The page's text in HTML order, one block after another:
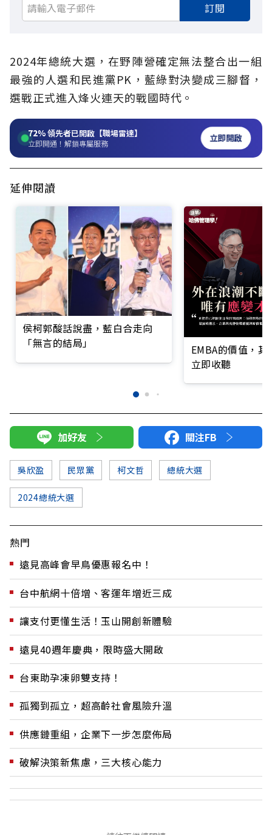
訂閱
2024年總統大選，在野陣營確定無法整合出一組
最強的人選和民進黨PK，藍綠對決變成三腳督，
選戰正式進入烽火連天的戰國時代。
72%領先者已開啟【職場雷達】
立即開通！解鎖專屬服務 立即開啟
延伸閱讀
侯柯郭酸話說盡，藍白合走向
「無言的結局」
EMBA的價值，
立即收聽
加好友 關注FB
吳欣盈 民眾黨 柯文哲 總統大選
2024總統大選
熱門
遠見高峰會早鳥優惠報名中！
台中航網十倍增、客運年增近三成
讓支付更懂生活！玉山開創新體驗
遠見40週年慶典，限時盛大開啟
台東助孕凍卵雙支持！
孤獨到孤立，超高齡社會風險升溫
供應鏈重組，企業下一步怎麼佈局
破解決策新焦慮，三大核心能力